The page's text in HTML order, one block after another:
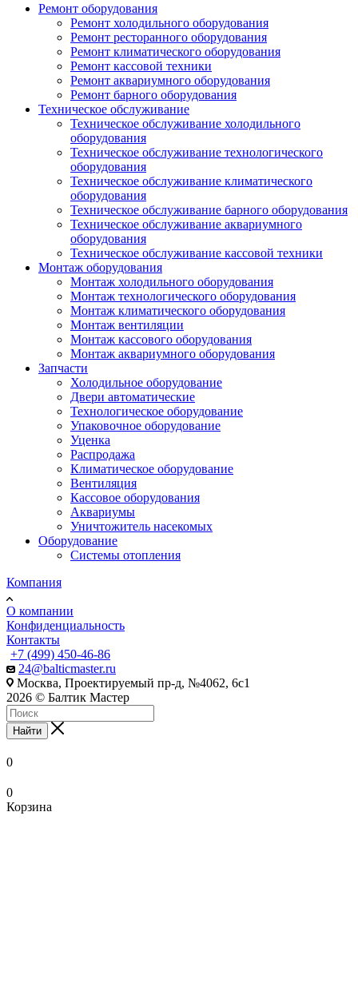
Ремонт оборудования
Ремонт холодильного оборудования
Ремонт ресторанного оборудования
Ремонт климатического оборудования
Ремонт кассовой техники
Ремонт аквариумного оборудования
Ремонт барного оборудования
Техническое обслуживание
Техническое обслуживание холодильного
оборудования
Техническое обслуживание технологического
оборудования
Техническое обслуживание климатического
оборудования
Техническое обслуживание барного оборудования
Техническое обслуживание аквариумного
оборудования
Техническое обслуживание кассовой техники
Монтаж оборудования
Монтаж холодильного оборудования
Монтаж технологического оборудования
Монтаж климатического оборудования
Монтаж вентиляции
Монтаж кассового оборудования
Монтаж аквариумного оборудования
Запчасти
Холодильное оборудование
Двери автоматические
Технологическое оборудование
Упаковочное оборудование
Уценка
Распродажа
Климатическое оборудование
Вентиляция
Кассовое оборудования
Аквариумы
Уничтожитель насекомых
Оборудование
Системы отопления
Компания
О компании
Конфиденциальность
Контакты
+7 (499) 450-46-86
24@balticmaster.ru
Москва, Проектируемый пр-д, №4062, 6с1
2026 © Балтик Мастер
Найти
0
0
Корзина